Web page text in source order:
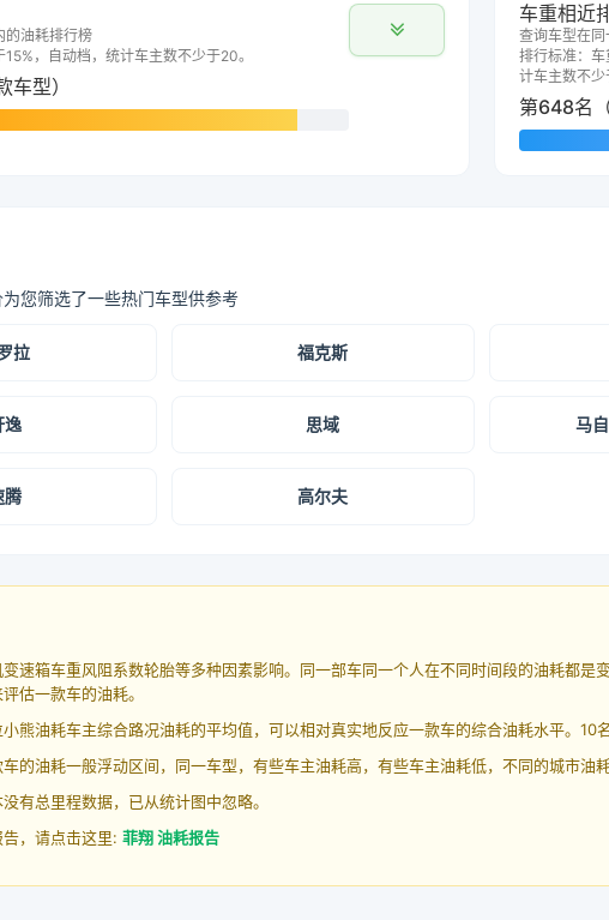
的油耗排行榜
，自动档，统计车主数不少于20。
型）
车重相近
查询车型在
排行标准：
计车主数不少
第648名
您筛选了一些热门车型供参考
拉 福克斯
逸 思域 马
腾 高尔夫
速箱车重风阻系数轮胎等多种因素影响。同一部车同一个人在不同时间段的油耗都
估一款车的油耗。
熊油耗车主综合路况油耗的平均值，可以相对真实地反应一款车的综合油耗水平。10
的油耗一般浮动区间，同一车型，有些车主油耗高，有些车主油耗低，不同的城市油
有总里程数据，已从统计图中忽略。
，请点击这里: 菲翔 油耗报告